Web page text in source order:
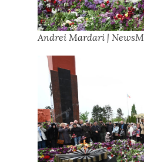
Andrei Mardari |